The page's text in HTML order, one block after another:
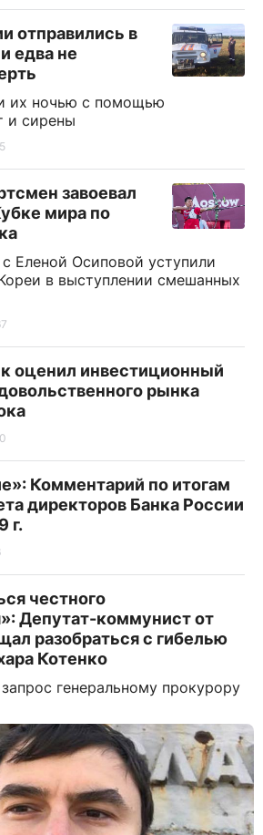
отправились в
едва не
их ночью с помощью
и сирены
завоевал
мира по
Еленой Осиповой уступили
в выступлении смешанных
оценил инвестиционный
рынка
Комментарий по итогам
директоров Банка России
г.
честного
Депутат-коммунист от
разобраться с гибелью
Котенко
генеральному прокурору